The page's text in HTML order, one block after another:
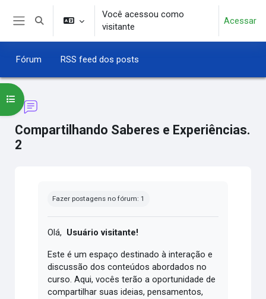
Ir para o conteúdo principal
Alternar entrada de pesquisa
Você acessou como
visitante
Acessar
Fórum RSS feed dos posts
Compartilhando Saberes e Experiências.
2
Abrir índice do curso
Fazer postagens no fórum: 1
Olá, Usuário visitante!
Este é um espaço destinado à interação e
discussão dos conteúdos abordados no
curso. Aqui, vocês terão a oportunidade de
compartilhar suas ideias, pensamentos,